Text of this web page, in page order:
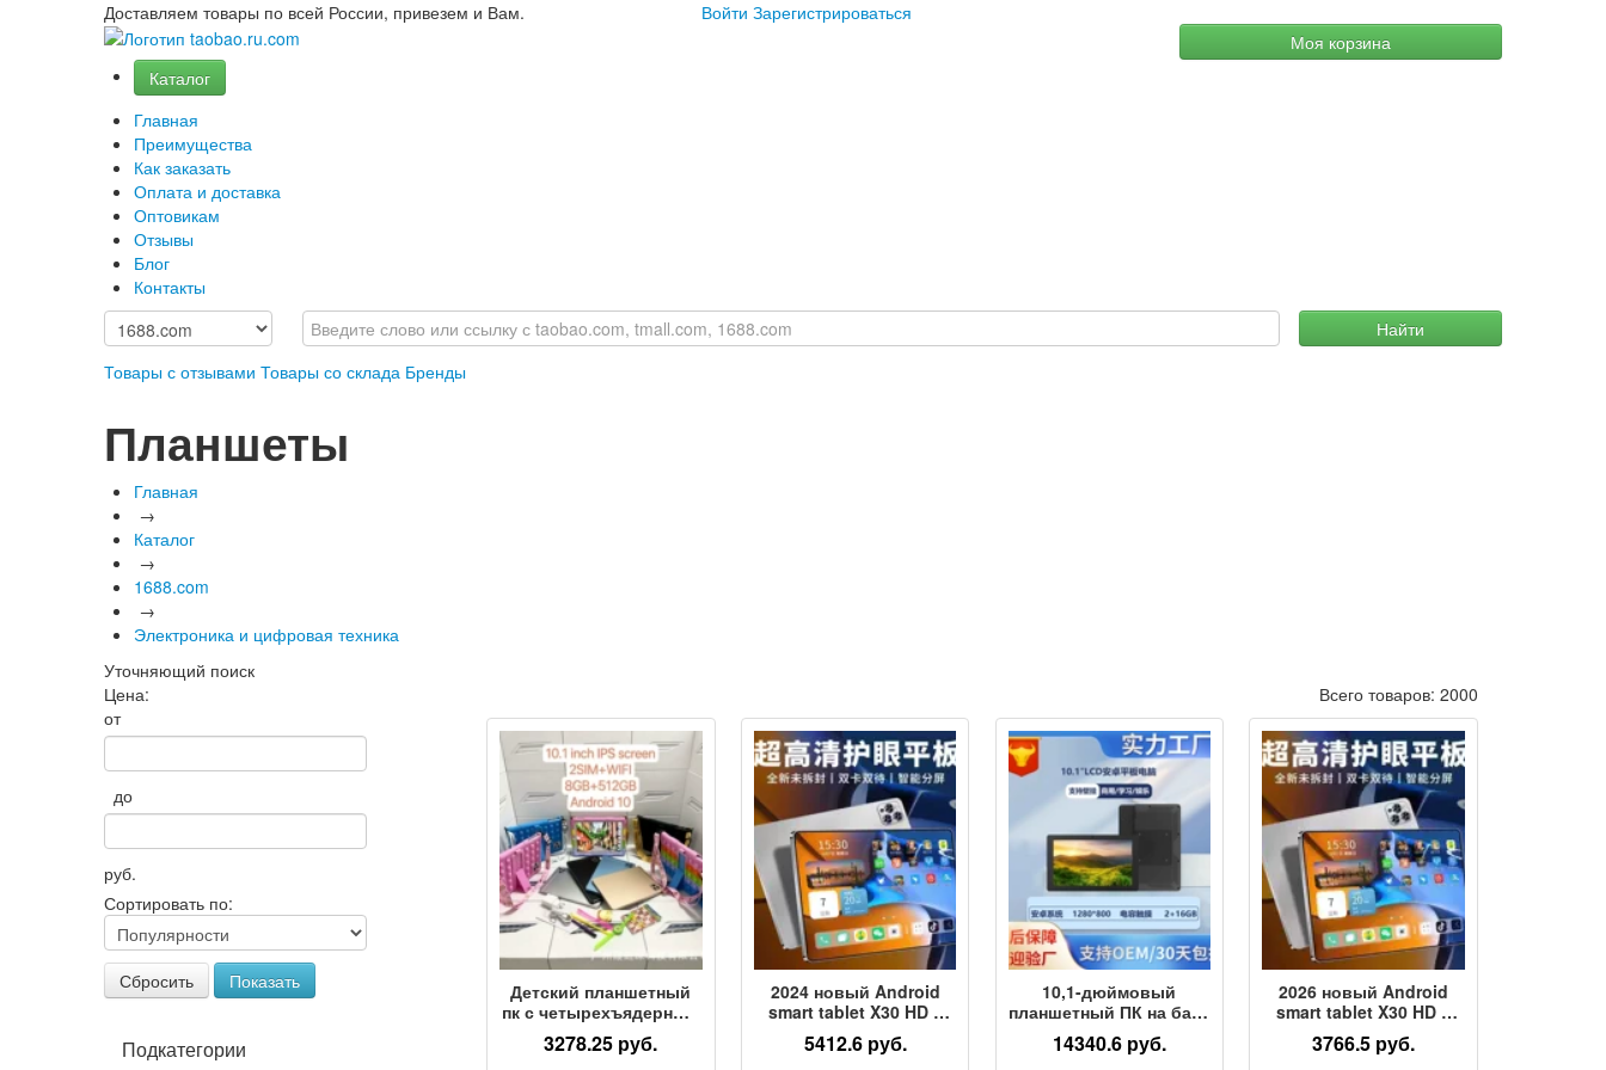
Доставляем товары по всей России, привезем и Вам. Войти Зарегистрироваться
Моя корзина
Каталог
Главная
Преимущества
Как заказать
Оплата и доставка
Оптовикам
Отзывы
Блог
Контакты
Товары с отзывами Товары со склада Бренды
Найти
Планшеты
Главная
→
Каталог
→
1688.com
→
Электроника и цифровая техника
Уточняющий поиск
Цена:
от
до
руб.
Сортировать по:
Сбросить Показать
Подкатегории
Всего товаров: 2000
Детский планшетный
пк с четырехъядерным
процессором 2G +
16GB можно назвать
3278.25 руб.
2024 новый Android
smart tablet X30 HD с
четырехъядерным
процессором 4GWiFi
5412.6 руб.
10,1-дюймовый
планшетный ПК на базе
Android с
четырехъядерным
14340.6 руб.
2026 новый Android
smart tablet X30 HD с
четырехъядерным
процессором 4GWiFi
3766.5 руб.